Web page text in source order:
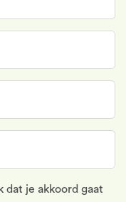
je akkoord gaat